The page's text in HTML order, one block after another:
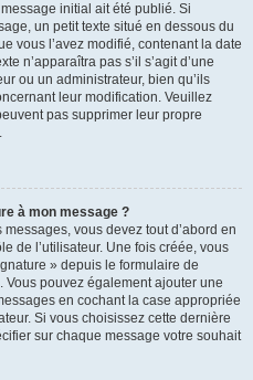
initial ait été publié. Si
un petit texte situé en dessous du
vous l’avez modifié, contenant la date
n’apparaîtra pas s’il s’agit d’une
ou un administrateur, bien qu’ils
leur modification. Veuillez
pas supprimer leur propre
à mon message ?
vous devez tout d’abord en
de l’utilisateur. Une fois créée, vous
» depuis le formulaire de
Vous pouvez également ajouter une
en cochant la case appropriée
Si vous choisissez cette dernière
sur chaque message votre souhait